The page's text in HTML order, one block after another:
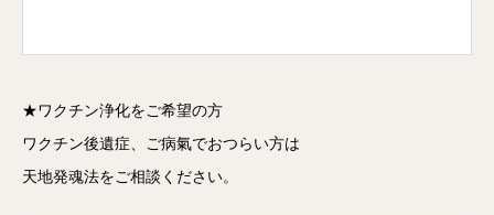
★ワクチン浄化をご希望の方
ワクチン後遺症、ご病氣でおつらい方は
天地発魂法をご相談ください。